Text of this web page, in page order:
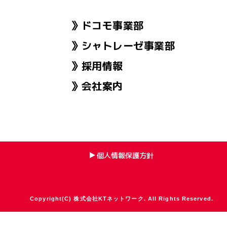
ドコモ事業部
シャトレーゼ事業部
採用情報
会社案内
個人情報保護方針
Copyright(C) 株式会社KTネットワーク. All Rights Reserved.